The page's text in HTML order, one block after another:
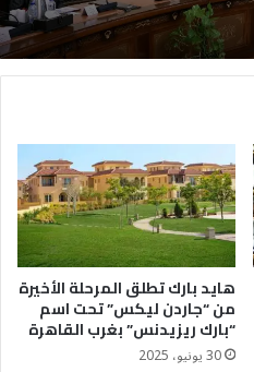
هايد بارك تطلق المرحلة الأخيرة
من “جاردن ليكس” تحت اسم
“بارك ريزيدنس” بغرب القاهرة
30 يونيو، 2025